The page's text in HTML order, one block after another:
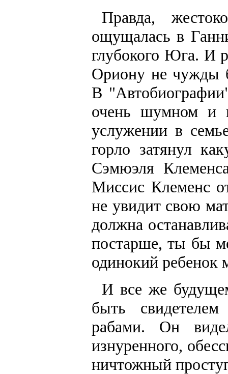
Правда,
ощущалась в
глубокого Юга. И
Ориону не чужды
В
очень шумном и
услужении в
горло затянул
Сэмюэля
Миссис Клеменс
не увидит свою
должна
постарше, ты бы
одинокий
И все же
быть
рабами. Он
изнуренного,
ничтожный